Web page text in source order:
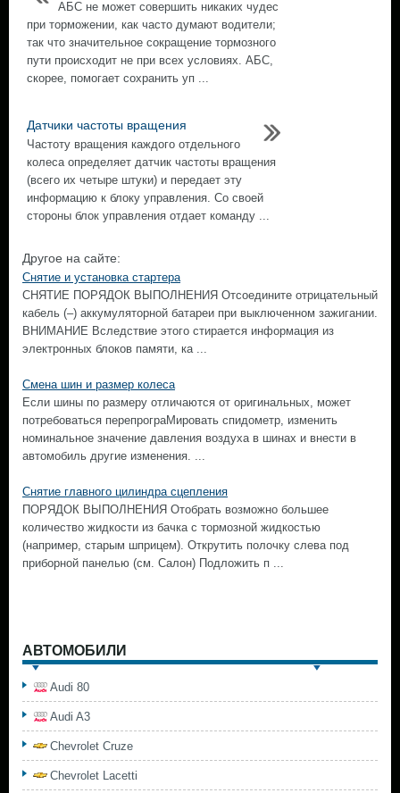
АБС не может совершить никаких чудес
при торможении, как часто думают водители;
так что значительное сокращение тормозного
пути происходит не при всех условиях. АБС,
скорее, помогает сохранить уп ...
Датчики частоты вращения
Частоту вращения каждого отдельного
колеса определяет датчик частоты вращения
(всего их четыре штуки) и передает эту
информацию к блоку управления. Со своей
стороны блок управления отдает команду ...
Другое на сайте:
Снятие и установка стартера
СНЯТИЕ ПОРЯДОК ВЫПОЛНЕНИЯ Отсоедините отрицательный
кабель (–) аккумуляторной батареи при выключенном зажигании.
ВНИМАНИЕ Вследствие этого стирается информация из
электронных блоков памяти, ка ...
Смена шин и размер колеса
Если шины по размеру отличаются от оригинальных, может
потребоваться перепрограМировать спидометр, изменить
номинальное значение давления воздуха в шинах и внести в
автомобиль другие изменения. ...
Снятие главного цилиндра сцепления
ПОРЯДОК ВЫПОЛНЕНИЯ Отобрать возможно большее
количество жидкости из бачка с тормозной жидкостью
(например, старым шприцем). Открутить полочку слева под
приборной панелью (см. Салон) Подложить п ...
АВТОМОБИЛИ
Audi 80
Audi A3
Chevrolet Cruze
Chevrolet Lacetti